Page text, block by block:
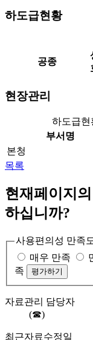
하도급현황
공종
현장관리
하도급현
부서명
본청
목록
현재페이지
하십니까?
사용편의성 만족
매우 만족
족
자료관리 담당자
(☎)
최근자료수정일